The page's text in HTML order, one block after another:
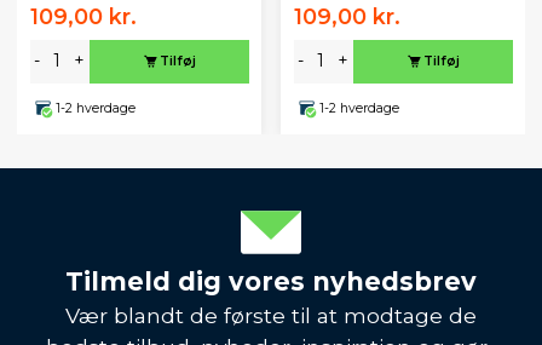
109,00 kr.
- + Tilføj
1-2 hverdage
109,00 kr.
- + Tilføj
1-2 hverdage
Tilmeld dig vores nyhedsbrev
Vær blandt de første til at modtage de